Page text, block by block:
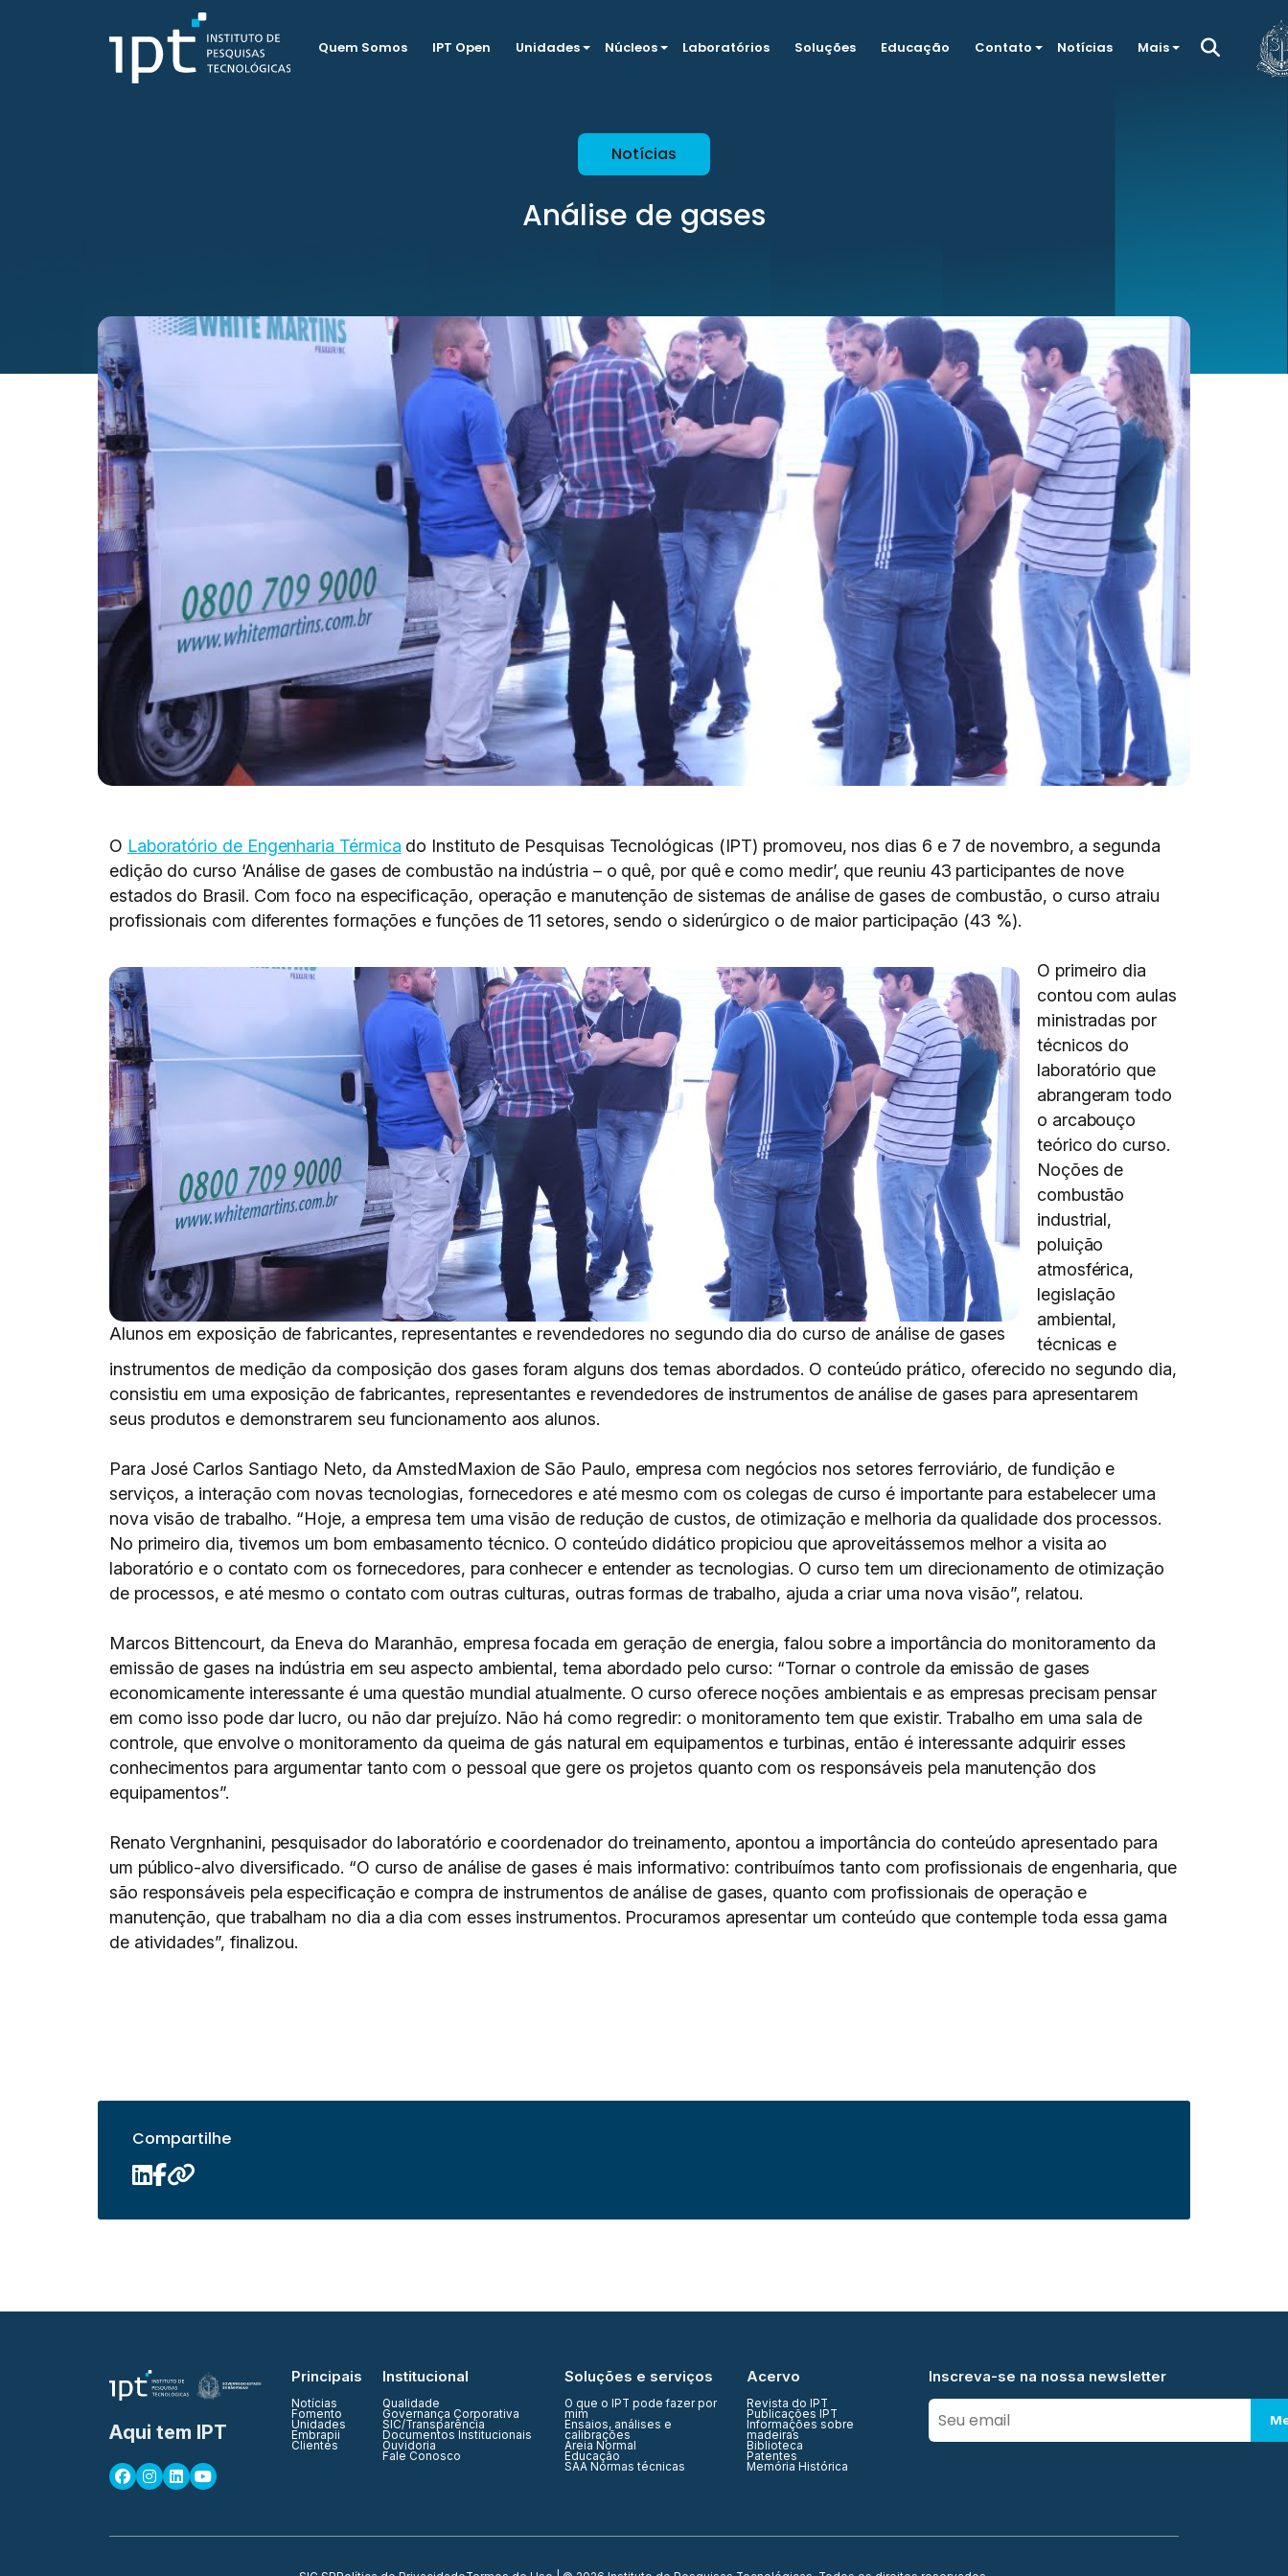
Quem Somos IPT Open Unidades Núcleos Laboratórios Soluções Educação Contato Notícias Mais
Notícias
Análise de gases
O Laboratório de Engenharia Térmica do Instituto de Pesquisas Tecnológicas (IPT) promoveu, nos dias 6 e 7 de novembro, a segunda
edição do curso ‘Análise de gases de combustão na indústria – o quê, por quê e como medir’, que reuniu 43 participantes de nove
estados do Brasil. Com foco na especificação, operação e manutenção de sistemas de análise de gases de combustão, o curso atraiu
profissionais com diferentes formações e funções de 11 setores, sendo o siderúrgico o de maior participação (43 %).
Alunos em exposição de fabricantes, representantes e revendedores no segundo dia do curso de análise de gases
O primeiro dia
contou com aulas
ministradas por
técnicos do
laboratório que
abrangeram todo
o arcabouço
teórico do curso.
Noções de
combustão
industrial,
poluição
atmosférica,
legislação
ambiental,
técnicas e
instrumentos de medição da composição dos gases foram alguns dos temas abordados. O conteúdo prático, oferecido no segundo dia,
consistiu em uma exposição de fabricantes, representantes e revendedores de instrumentos de análise de gases para apresentarem
seus produtos e demonstrarem seu funcionamento aos alunos.
Para José Carlos Santiago Neto, da AmstedMaxion de São Paulo, empresa com negócios nos setores ferroviário, de fundição e
serviços, a interação com novas tecnologias, fornecedores e até mesmo com os colegas de curso é importante para estabelecer uma
nova visão de trabalho. “Hoje, a empresa tem uma visão de redução de custos, de otimização e melhoria da qualidade dos processos.
No primeiro dia, tivemos um bom embasamento técnico. O conteúdo didático propiciou que aproveitássemos melhor a visita ao
laboratório e o contato com os fornecedores, para conhecer e entender as tecnologias. O curso tem um direcionamento de otimização
de processos, e até mesmo o contato com outras culturas, outras formas de trabalho, ajuda a criar uma nova visão”, relatou.
Marcos Bittencourt, da Eneva do Maranhão, empresa focada em geração de energia, falou sobre a importância do monitoramento da
emissão de gases na indústria em seu aspecto ambiental, tema abordado pelo curso: “Tornar o controle da emissão de gases
economicamente interessante é uma questão mundial atualmente. O curso oferece noções ambientais e as empresas precisam pensar
em como isso pode dar lucro, ou não dar prejuízo. Não há como regredir: o monitoramento tem que existir. Trabalho em uma sala de
controle, que envolve o monitoramento da queima de gás natural em equipamentos e turbinas, então é interessante adquirir esses
conhecimentos para argumentar tanto com o pessoal que gere os projetos quanto com os responsáveis pela manutenção dos
equipamentos”.
Renato Vergnhanini, pesquisador do laboratório e coordenador do treinamento, apontou a importância do conteúdo apresentado para
um público-alvo diversificado. “O curso de análise de gases é mais informativo: contribuímos tanto com profissionais de engenharia, que
são responsáveis pela especificação e compra de instrumentos de análise de gases, quanto com profissionais de operação e
manutenção, que trabalham no dia a dia com esses instrumentos. Procuramos apresentar um conteúdo que contemple toda essa gama
de atividades”, finalizou.
Compartilhe
Aqui tem IPT
Principais
Notícias
Fomento
Unidades
Embrapii
Clientes
Institucional
Qualidade
Governança Corporativa
SIC/Transparência
Documentos Institucionais
Ouvidoria
Fale Conosco
Soluções e serviços
O que o IPT pode fazer por
mim
Ensaios, análises e
calibrações
Areia Normal
Educação
SAA Normas técnicas
Acervo
Revista do IPT
Publicações IPT
Informações sobre
madeiras
Biblioteca
Patentes
Memória Histórica
Inscreva-se na nossa newsletter